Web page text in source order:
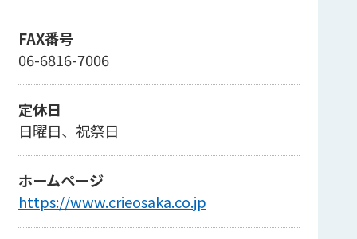
FAX番号
06-6816-7006
定休日
日曜日、祝祭日
ホームページ
https://www.crieosaka.co.jp